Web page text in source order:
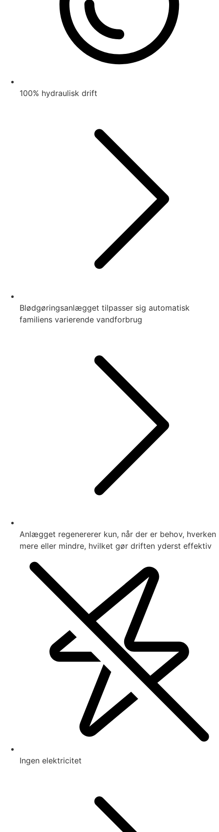
100% hydraulisk drift
Blødgøringsanlægget tilpasser sig automatisk
familiens varierende vandforbrug
Anlægget regenererer kun, når der er behov, hverken
mere eller mindre, hvilket gør driften yderst effektiv
Ingen elektricitet